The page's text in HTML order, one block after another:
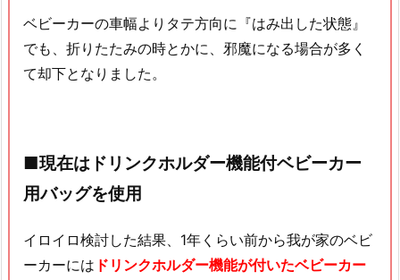
ベビーカーの車幅よりタテ方向に『はみ出した状態』
でも、折りたたみの時とかに、邪魔になる場合が多く
て却下となりました。
■現在はドリンクホルダー機能付ベビーカー
用バッグを使用
イロイロ検討した結果、1年くらい前から我が家のベビ
ーカーには ドリンクホルダー機能が付いたベビーカー